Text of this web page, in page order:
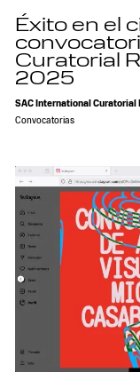
Éxito en el
Curatorial
2025
SAC International Curatorial
Convocatorias